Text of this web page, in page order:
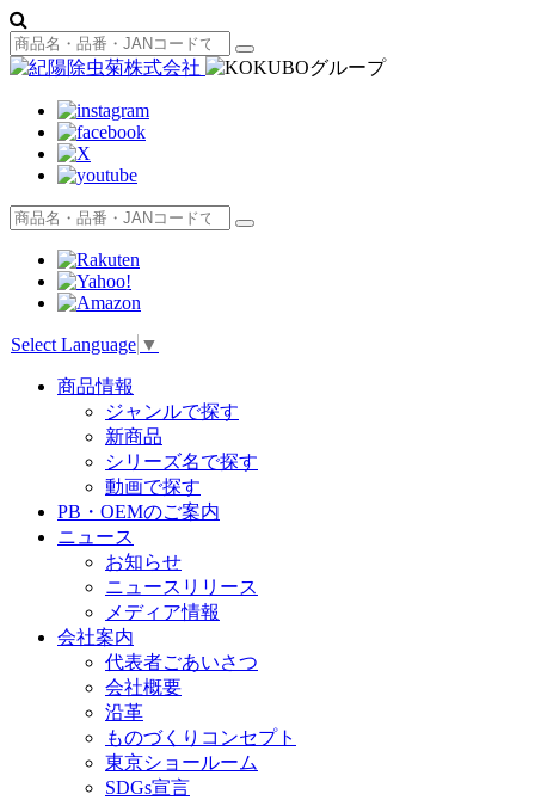
Select Language ▼
商品情報
ジャンルで探す
新商品
シリーズ名で探す
動画で探す
PB・OEMのご案内
ニュース
お知らせ
ニュースリリース
メディア情報
会社案内
代表者ごあいさつ
会社概要
沿革
ものづくりコンセプト
東京ショールーム
SDGs宣言